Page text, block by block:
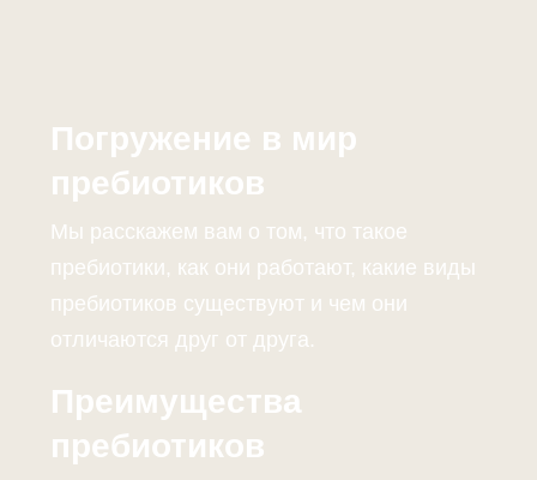
Погружение в мир
пребиотиков
Мы расскажем вам о том, что такое
пребиотики, как они работают, какие виды
пребиотиков существуют и чем они
отличаются друг от друга.
Преимущества
пребиотиков